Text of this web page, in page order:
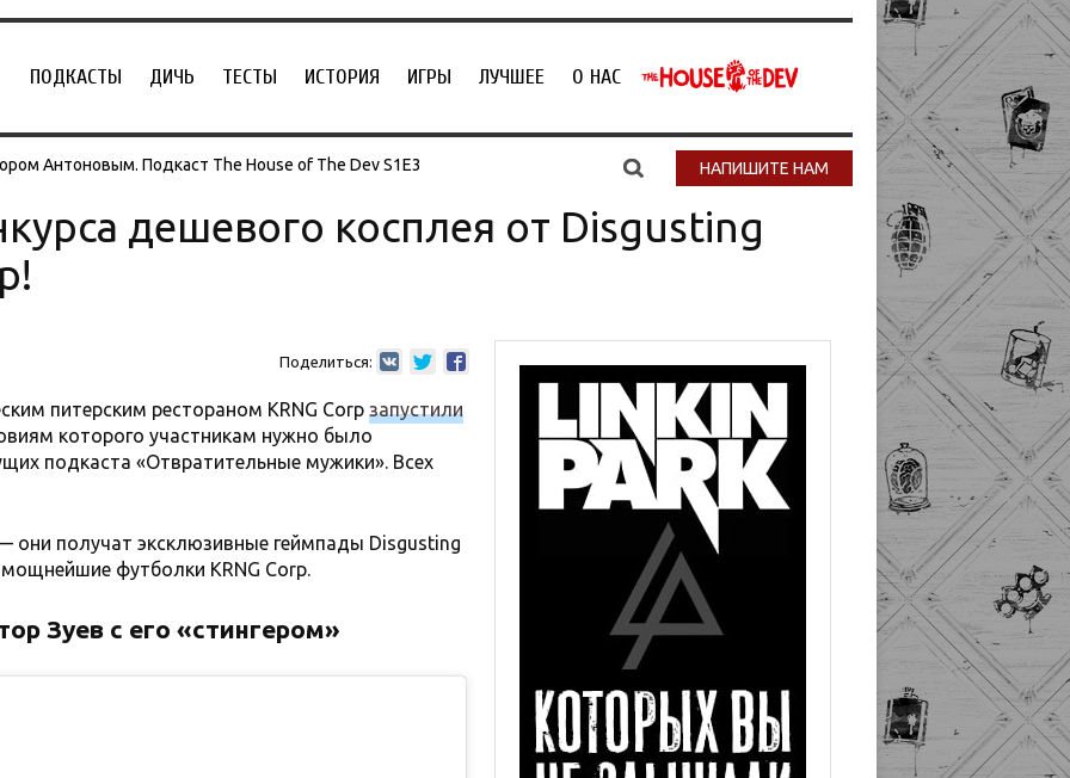
ПОДКАСТЫ ДИЧЬ ТЕСТЫ ИСТОРИЯ ИГРЫ ЛУЧШЕЕ О НАС
Антоновым. Подкаст The House of The Dev S1E3 НАПИШИТЕ НАМ
дешевого косплея от Disgusting
Поделиться:
питерским рестораном KRNG Corp запустили
которого участникам нужно было
подкаста «Отвратительные мужики». Всех
они получат эксклюзивные геймпады Disgusting
футболки KRNG Corp.
Зуев с его «стингером»